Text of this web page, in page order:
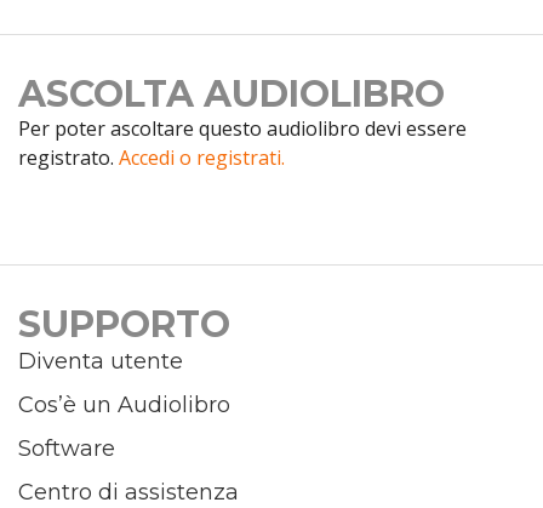
ASCOLTA AUDIOLIBRO
Per poter ascoltare questo audiolibro devi essere
registrato. Accedi o registrati.
SUPPORTO
Diventa utente
Cos’è un Audiolibro
Software
Centro di assistenza